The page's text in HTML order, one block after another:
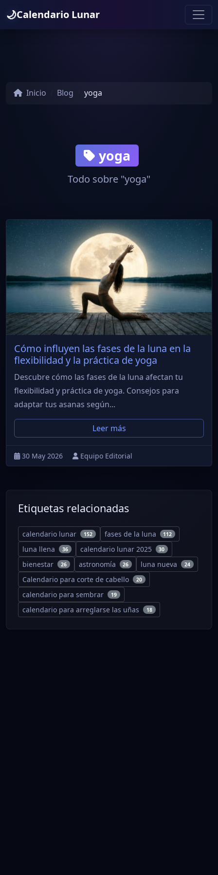
🌙Calendario Lunar
Inicio Blog yoga
yoga
Todo sobre "yoga"
Cómo influyen las fases de la luna en la
flexibilidad y la práctica de yoga
Descubre cómo las fases de la luna afectan tu
flexibilidad y práctica de yoga. Consejos para
adaptar tus asanas según...
Leer más
30 May 2026 Equipo Editorial
Etiquetas relacionadas
calendario lunar 152 fases de la luna 112
luna llena 36 calendario lunar 2025 30
bienestar 26 astronomía 26 luna nueva 24
Calendario para corte de cabello 20
calendario para sembrar 19
calendario para arreglarse las uñas 18